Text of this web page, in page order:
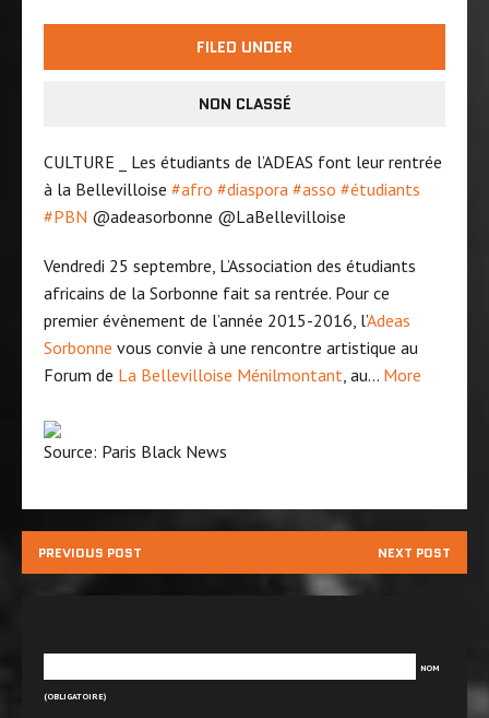
FILED UNDER
NON CLASSÉ
CULTURE _ Les étudiants de l’ADEAS font leur rentrée
à la Bellevilloise ‪#‎afro‬ ‪#‎diaspora‬ ‪#‎asso‬ ‪#‎étudiants‬
‪#‎PBN‬ @adeasorbonne @LaBellevilloise
Vendredi 25 septembre, L’Association des étudiants
africains de la Sorbonne fait sa rentrée. Pour ce
premier évènement de l’année 2015-2016, l’Adeas
Sorbonne vous convie à une rencontre artistique au
Forum de La Bellevilloise Ménilmontant, au… More
Source: Paris Black News
PREVIOUS POST NEXT POST
NOM
(OBLIGATOIRE)